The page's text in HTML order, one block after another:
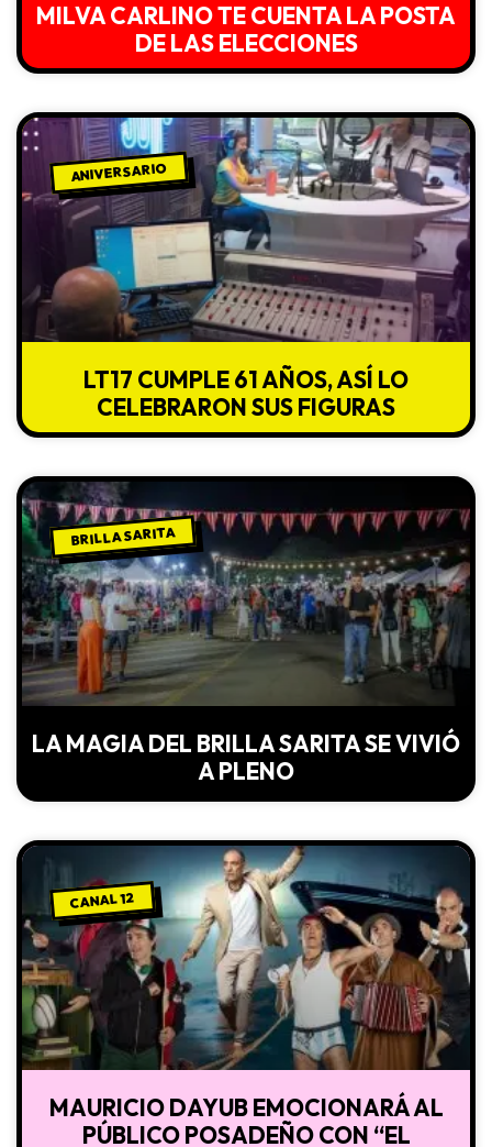
MILVA CARLINO TE CUENTA LA POSTA
DE LAS ELECCIONES
ANIVERSARIO
LT17 CUMPLE 61 AÑOS, ASÍ LO
CELEBRARON SUS FIGURAS
BRILLA SARITA
LA MAGIA DEL BRILLA SARITA SE VIVIÓ
A PLENO
CANAL 12
MAURICIO DAYUB EMOCIONARÁ AL
PÚBLICO POSADEÑO CON “EL